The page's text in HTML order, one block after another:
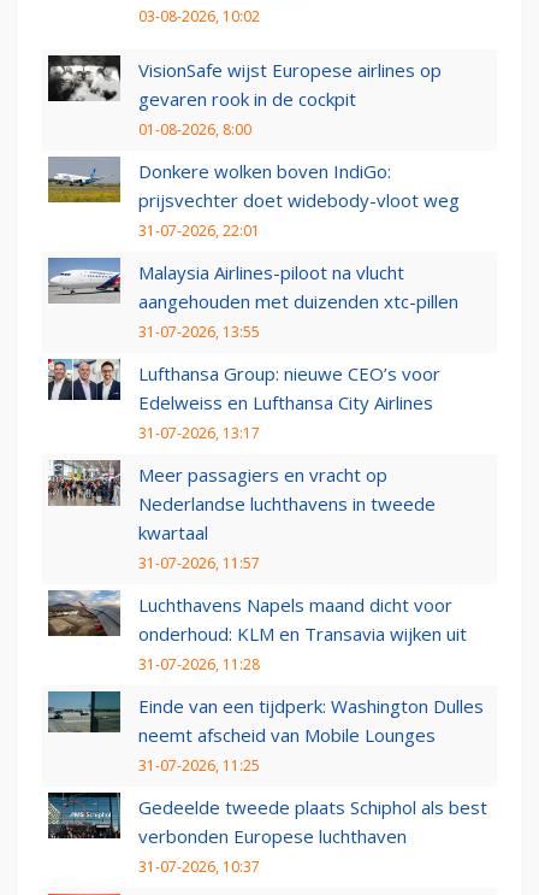
03-08-2026, 10:02
VisionSafe wijst Europese airlines op
gevaren rook in de cockpit
01-08-2026, 8:00
Donkere wolken boven IndiGo:
prijsvechter doet widebody-vloot weg
31-07-2026, 22:01
Malaysia Airlines-piloot na vlucht
aangehouden met duizenden xtc-pillen
31-07-2026, 13:55
Lufthansa Group: nieuwe CEO’s voor
Edelweiss en Lufthansa City Airlines
31-07-2026, 13:17
Meer passagiers en vracht op
Nederlandse luchthavens in tweede
kwartaal
31-07-2026, 11:57
Luchthavens Napels maand dicht voor
onderhoud: KLM en Transavia wijken uit
31-07-2026, 11:28
Einde van een tijdperk: Washington Dulles
neemt afscheid van Mobile Lounges
31-07-2026, 11:25
Gedeelde tweede plaats Schiphol als best
verbonden Europese luchthaven
31-07-2026, 10:37